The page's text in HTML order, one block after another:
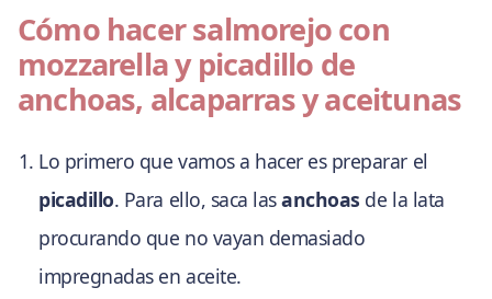
Cómo hacer salmorejo con
mozzarella y picadillo de
anchoas, alcaparras y aceitunas
Lo primero que vamos a hacer es preparar el
picadillo. Para ello, saca lasanchoas de la lata
procurando que no vayan demasiado
impregnadas en aceite.